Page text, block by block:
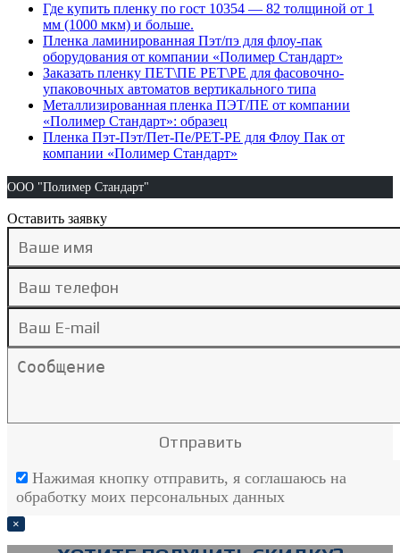
Где купить пленку по гост 10354 — 82 толщиной от 1
мм (1000 мкм) и больше.
Пленка ламинированная Пэт/пэ для флоу-пак
оборудования от компании «Полимер Стандарт»
Заказать пленку ПЕТ\ПЕ PET\PE для фасовочно-
упаковочных автоматов вертикального типа
Металлизированная пленка ПЭТ/ПЕ от компании
«Полимер Стандарт»: образец
Пленка Пэт-Пэт/Пет-Пе/PET-PE для Флоу Пак от
компании «Полимер Стандарт»
ООО "Полимер Стандарт"
Оставить заявку
Нажимая кнопку отправить, я соглашаюсь на
обработку моих персональных данных
×